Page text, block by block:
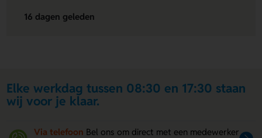
16 dagen geleden
Elke werkdag tussen 08:30 en 17:30 staan
wij voor je klaar.
Via telefoon Bel ons om direct met een medewerker